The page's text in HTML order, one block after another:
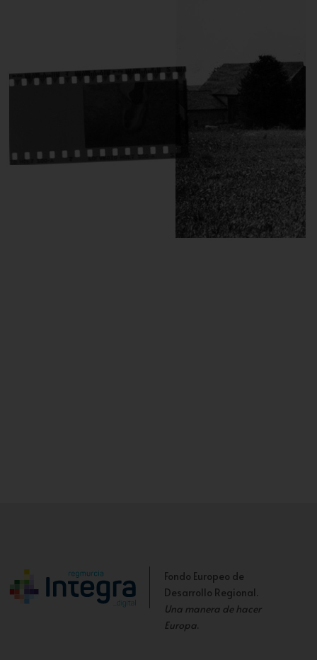
Fondo Europeo de
Desarrollo Regional.
Una manera de hacer
Europa.